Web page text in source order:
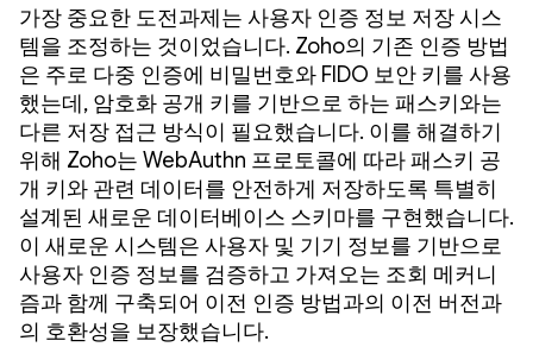
가장 중요한 도전과제는 사용자 인증 정보 저장 시스
템을 조정하는 것이었습니다. Zoho의 기존 인증 방법
은 주로 다중 인증에 비밀번호와 FIDO 보안 키를 사용
했는데, 암호화 공개 키를 기반으로 하는 패스키와는
다른 저장 접근 방식이 필요했습니다. 이를 해결하기
위해 Zoho는 WebAuthn 프로토콜에 따라 패스키 공
개 키와 관련 데이터를 안전하게 저장하도록 특별히
설계된 새로운 데이터베이스 스키마를 구현했습니다.
이 새로운 시스템은 사용자 및 기기 정보를 기반으로
사용자 인증 정보를 검증하고 가져오는 조회 메커니
즘과 함께 구축되어 이전 인증 방법과의 이전 버전과
의 호환성을 보장했습니다.